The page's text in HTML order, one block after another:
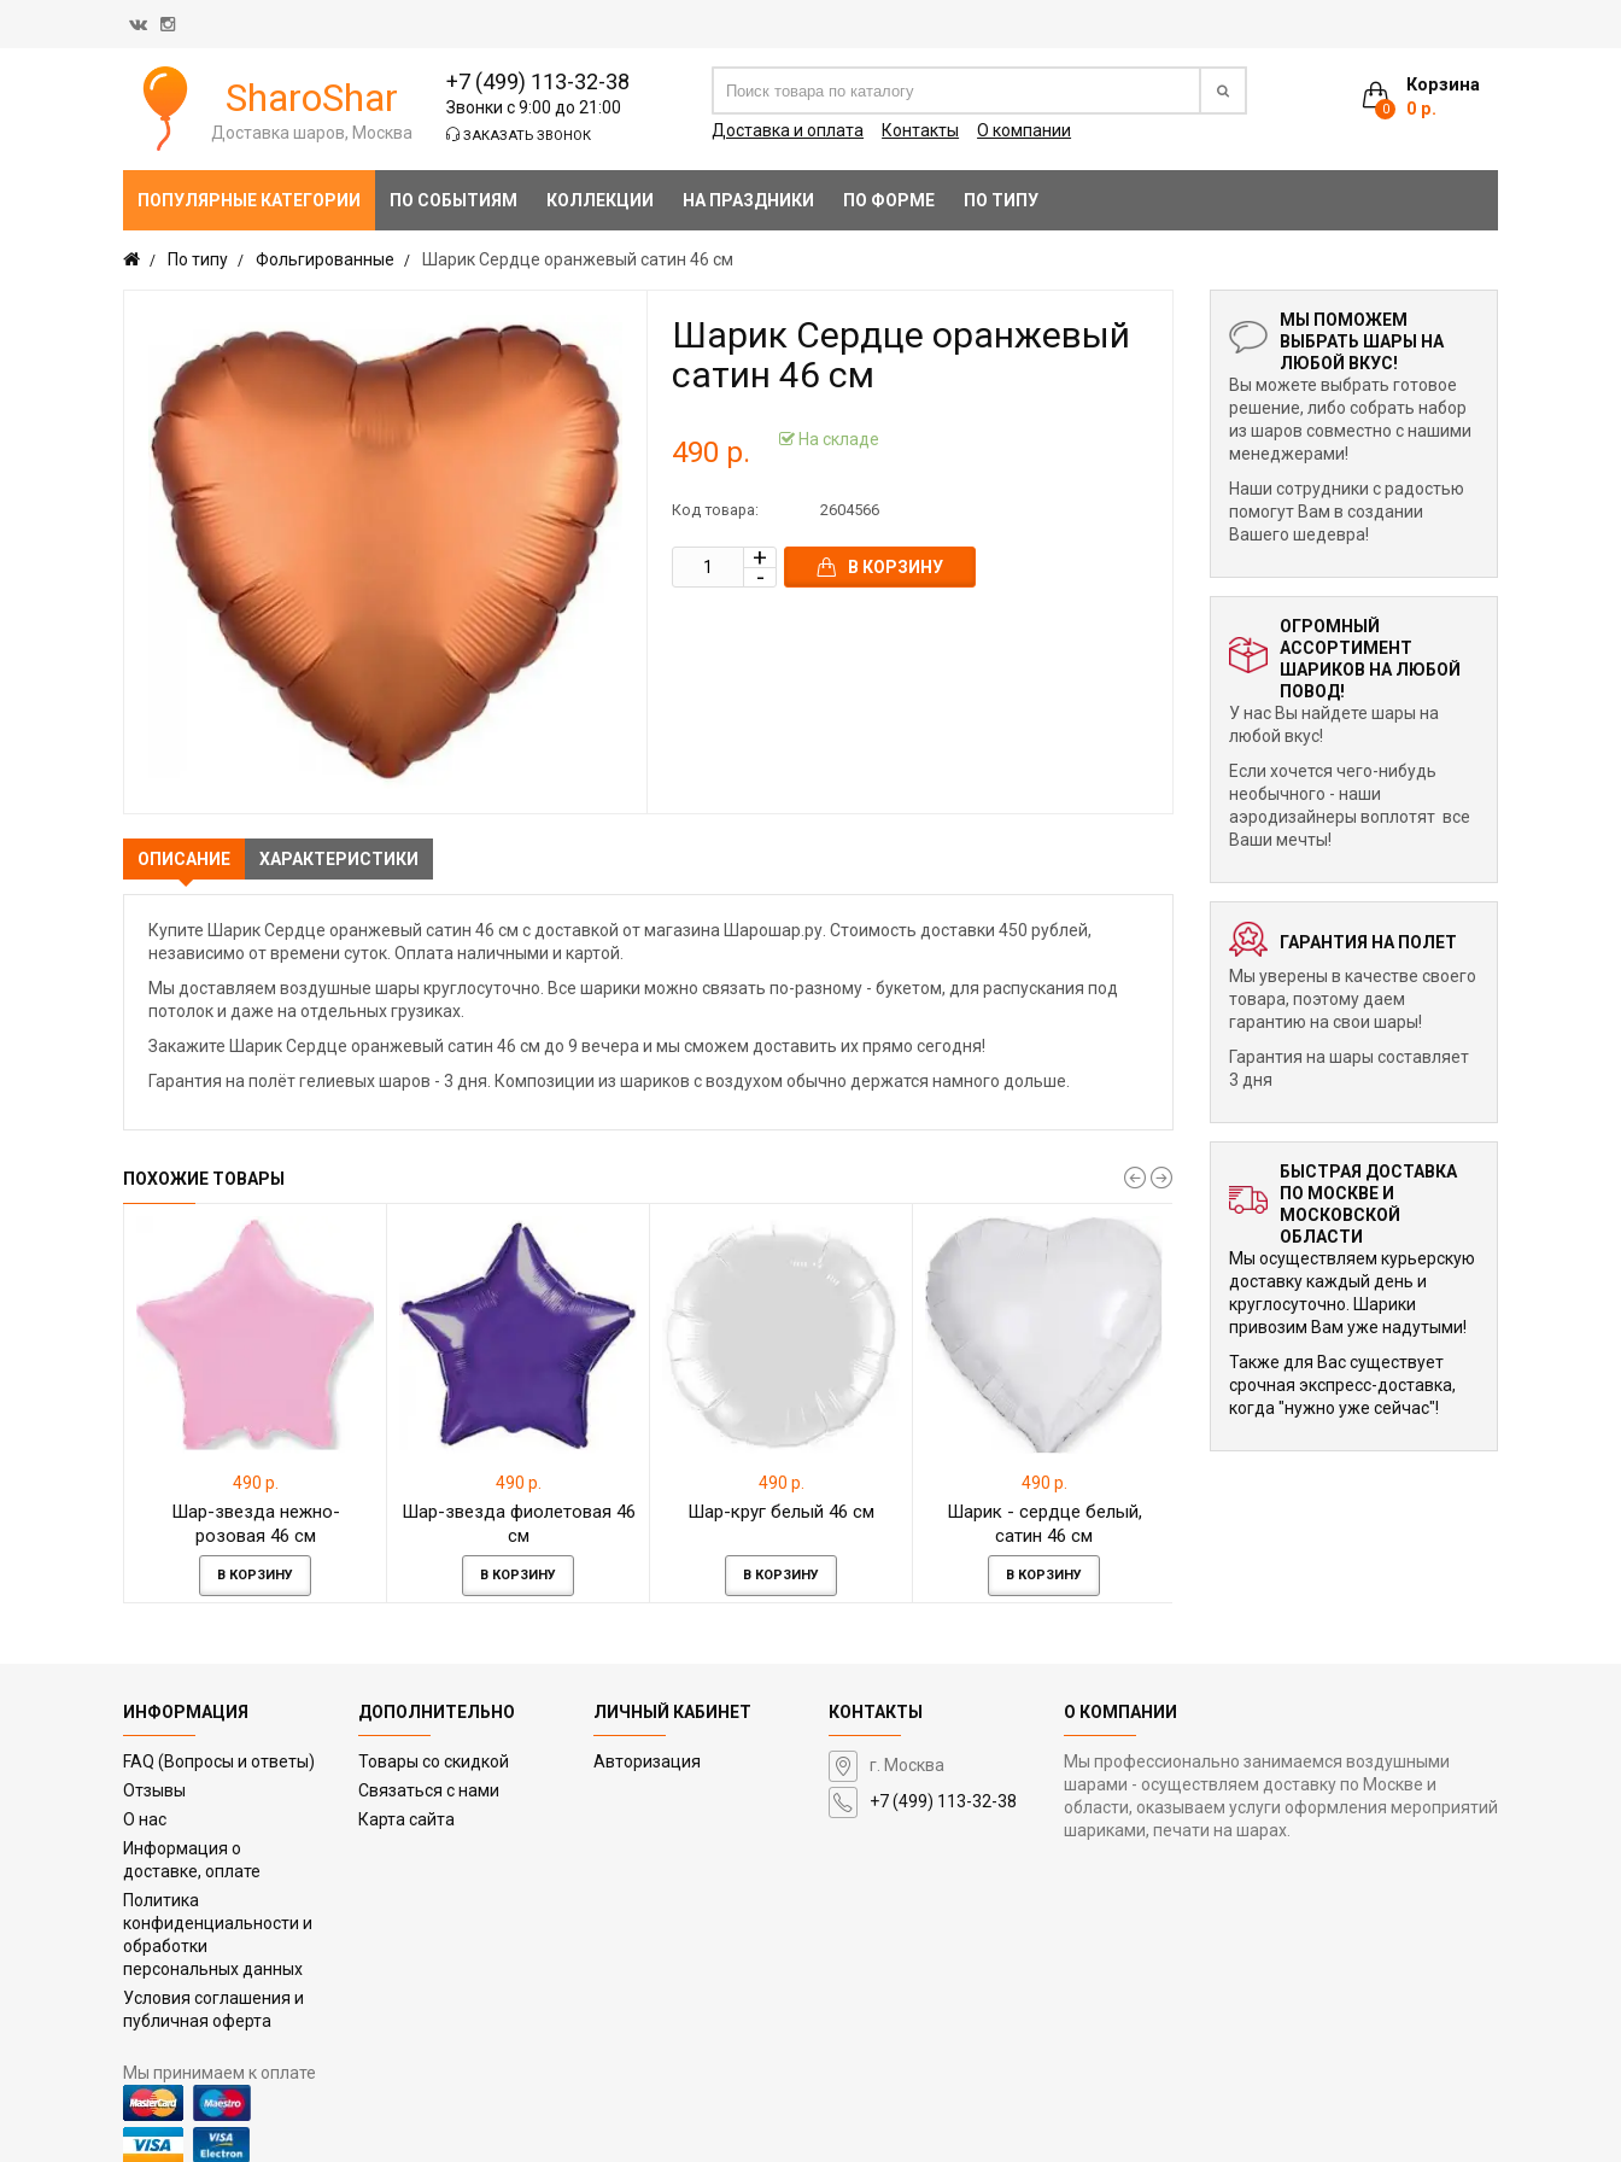
Корзина
0 0 р.
SharoShar
Доставка шаров, Москва
+7 (499) 113-32-38
Звонки с 9:00 до 21:00
ЗАКАЗАТЬ ЗВОНОК Доставка и оплата Контакты О компании
ПОПУЛЯРНЫЕ КАТЕГОРИИ ПО СОБЫТИЯМ КОЛЛЕКЦИИ НА ПРАЗДНИКИ ПО ФОРМЕ ПО ТИПУ
По типу Фольгированные Шарик Сердце оранжевый сатин 46 см
Шарик Сердце оранжевый
сатин 46 см
490 р. На складе
Код товара: 2604566
В КОРЗИНУ
ОПИСАНИЕ ХАРАКТЕРИСТИКИ
Купите Шарик Сердце оранжевый сатин 46 см с доставкой от магазина Шарошар.ру. Стоимость доставки 450 рублей,
независимо от времени суток. Оплата наличными и картой.
Мы доставляем воздушные шары круглосуточно. Все шарики можно связать по-разному - букетом, для распускания под
потолок и даже на отдельных грузиках.
Закажите Шарик Сердце оранжевый сатин 46 см до 9 вечера и мы сможем доставить их прямо сегодня!
Гарантия на полёт гелиевых шаров - 3 дня. Композиции из шариков с воздухом обычно держатся намного дольше.
ПОХОЖИЕ ТОВАРЫ
490 р.
Шар-звезда нежно-
розовая 46 см
В КОРЗИНУ
490 р.
Шар-звезда фиолетовая 46
см
В КОРЗИНУ
490 р.
Шар-круг белый 46 см
В КОРЗИНУ
490 р.
Шарик - сердце белый,
сатин 46 см
В КОРЗИНУ
МЫ ПОМОЖЕМ
ВЫБРАТЬ ШАРЫ НА
ЛЮБОЙ ВКУС!
Вы можете выбрать готовое
решение, либо собрать набор
из шаров совместно с нашими
менеджерами!
Наши сотрудники с радостью
помогут Вам в создании
Вашего шедевра!
ОГРОМНЫЙ
АССОРТИМЕНТ
ШАРИКОВ НА ЛЮБОЙ
ПОВОД!
У нас Вы найдете шары на
любой вкус!
Если хочется чего-нибудь
необычного - наши
аэродизайнеры воплотят все
Ваши мечты!
ГАРАНТИЯ НА ПОЛЕТ
Мы уверены в качестве своего
товара, поэтому даем
гарантию на свои шары!
Гарантия на шары составляет
3 дня
БЫСТРАЯ ДОСТАВКА
ПО МОСКВЕ И
МОСКОВСКОЙ
ОБЛАСТИ
Мы осуществляем курьерскую
доставку каждый день и
круглосуточно. Шарики
привозим Вам уже надутыми!
Также для Вас существует
срочная экспресс-доставка,
когда "нужно уже сейчас"!
ИНФОРМАЦИЯ
FAQ (Вопросы и ответы)
Отзывы
О нас
Информация о
доставке, оплате
Политика
конфиденциальности и
обработки
персональных данных
Условия соглашения и
публичная оферта
Мы принимаем к оплате
ДОПОЛНИТЕЛЬНО
Товары со скидкой
Связаться с нами
Карта сайта
ЛИЧНЫЙ КАБИНЕТ
Авторизация
КОНТАКТЫ
г. Москва
+7 (499) 113-32-38
О КОМПАНИИ
Мы профессионально занимаемся воздушными
шарами - осуществляем доставку по Москве и
области, оказываем услуги оформления мероприятий
шариками, печати на шарах.